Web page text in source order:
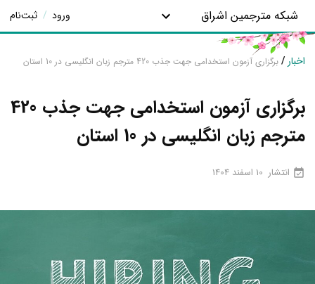
شبکه مترجمین اشراق ورود / ثبت‌نام
اخبار / برگزاری آزمون استخدامی جهت جذب 420 مترجم زبان انگلیسی در 10 استان
برگزاری آزمون استخدامی جهت جذب 420
مترجم زبان انگلیسی در 10 استان
انتشار 10 اسفند 1404